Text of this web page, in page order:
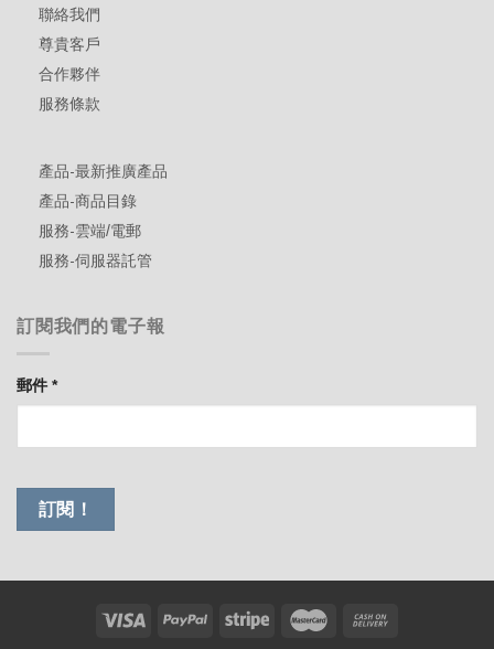
聯絡我們
尊貴客戶
合作夥伴
服務條款
產品-最新推廣產品
產品-商品目錄
服務-雲端/電郵
服務-伺服器託管
訂閱我們的電子報
郵件*